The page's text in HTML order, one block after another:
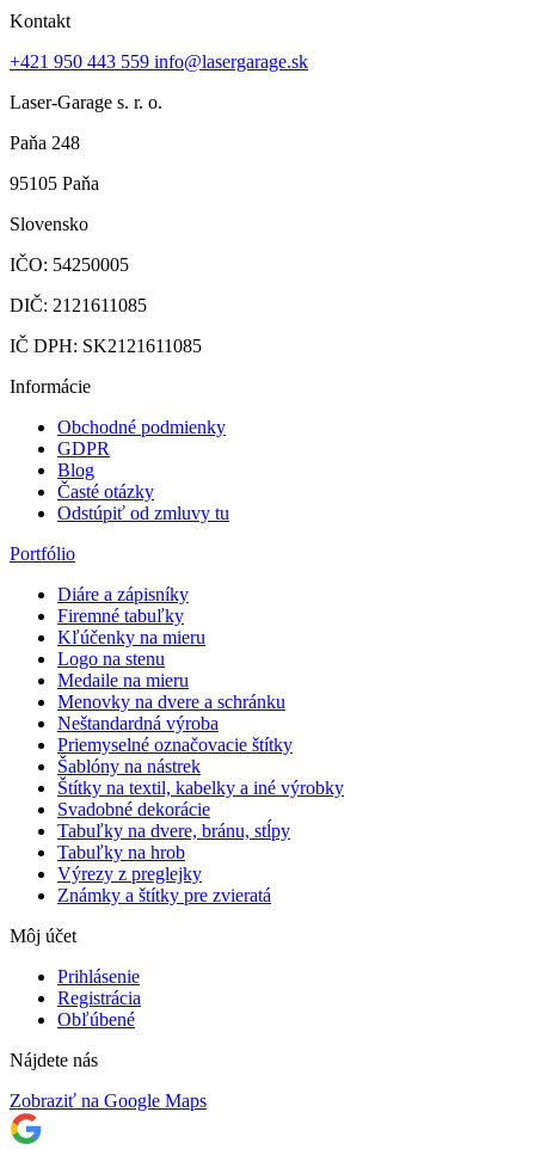
Kontakt
+421 950 443 559 info@lasergarage.sk
Laser-Garage s. r. o.
Paňa 248
95105 Paňa
Slovensko
IČO: 54250005
DIČ: 2121611085
IČ DPH: SK2121611085
Informácie
Obchodné podmienky
GDPR
Blog
Časté otázky
Odstúpiť od zmluvy tu
Portfólio
Diáre a zápisníky
Firemné tabuľky
Kľúčenky na mieru
Logo na stenu
Medaile na mieru
Menovky na dvere a schránku
Neštandardná výroba
Priemyselné označovacie štítky
Šablóny na nástrek
Štítky na textil, kabelky a iné výrobky
Svadobné dekorácie
Tabuľky na dvere, bránu, stĺpy
Tabuľky na hrob
Výrezy z preglejky
Známky a štítky pre zvieratá
Môj účet
Prihlásenie
Registrácia
Obľúbené
Nájdete nás
Zobraziť na Google Maps